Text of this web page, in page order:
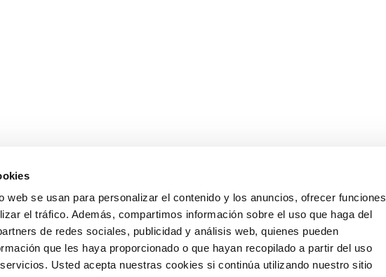
web se usan para personalizar el contenido y los anuncios, ofrecer funciones
el tráfico. Además, compartimos información sobre el uso que haga del
de redes sociales, publicidad y análisis web, quienes pueden
que les haya proporcionado o que hayan recopilado a partir del uso
Usted acepta nuestras cookies si continúa utilizando nuestro sitio